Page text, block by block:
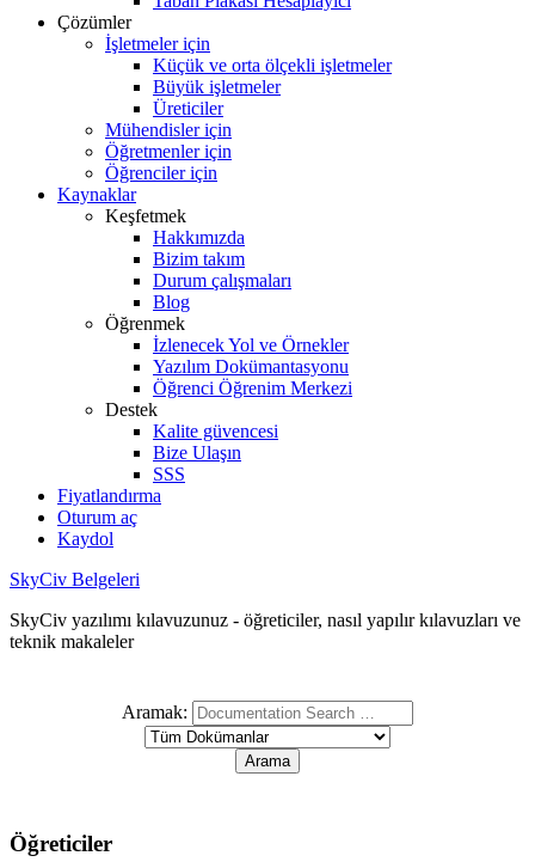
Çözümler
İşletmeler için
Küçük ve orta ölçekli işletmeler
Büyük işletmeler
Üreticiler
Mühendisler için
Öğretmenler için
Öğrenciler için
Kaynaklar
Keşfetmek
Hakkımızda
Bizim takım
Durum çalışmaları
Blog
Öğrenmek
İzlenecek Yol ve Örnekler
Yazılım Dokümantasyonu
Öğrenci Öğrenim Merkezi
Destek
Kalite güvencesi
Bize Ulaşın
SSS
Fiyatlandırma
Oturum aç
Kaydol
SkyCiv Belgeleri
SkyCiv yazılımı kılavuzunuz - öğreticiler, nasıl yapılır kılavuzları ve
teknik makaleler
Aramak:
Öğreticiler